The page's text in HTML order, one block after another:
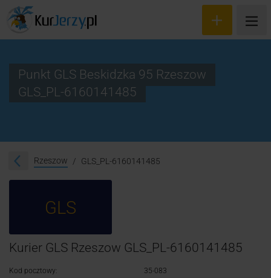
Śledzenie przesyłki
Logowanie
Punkt GLS Beskidzka 95 Rzeszow
GLS_PL-6160141485
Rzeszow GLS_PL-6160141485
GLS
Kurier GLS Rzeszow GLS_PL-6160141485
Kod pocztowy:
35-083